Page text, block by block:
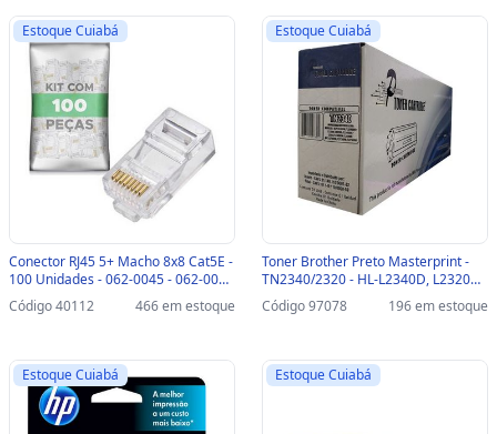
Estoque Cuiabá
Conector RJ45 5+ Macho 8x8 Cat5E -
100 Unidades - 062-0045 - 062-0045
- PACOTE COM 100 UNIDADES
Código 40112 466 em estoque
Estoque Cuiabá
Toner Brother Preto Masterprint -
TN2340/2320 - HL-L2340D, L2320D,
L2360DW, L2360DW, MFCL2740DW,
L-2740DW, L2720DW L-2720DW,
Código 97078 196 em estoque
Estoque Cuiabá Estoque Cuiabá